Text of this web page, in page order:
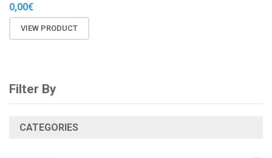
0,00€
VIEW PRODUCT
Filter By
CATEGORIES